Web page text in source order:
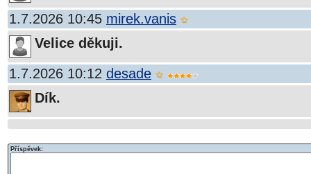
1.7.2026 10:45 mirek.vanis
Velice děkuji.
1.7.2026 10:12 desade
Dík.
Příspěvek: